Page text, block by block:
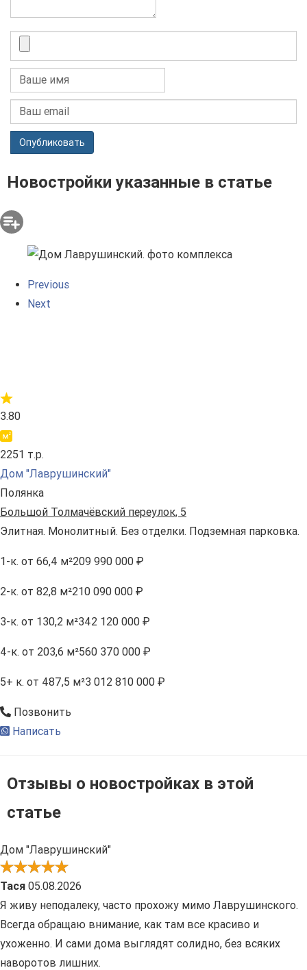
Опубликовать
Новостройки указанные в статье
Previous
Next
3.80
2251 т.р.
Дом "Лаврушинский"
Полянка
Большой Толмачёвский переулок, 5
Элитная. Монолитный. Без отделки. Подземная парковка.
1-к. от 66,4 м²209 990 000 ₽
2-к. от 82,8 м²210 090 000 ₽
3-к. от 130,2 м²342 120 000 ₽
4-к. от 203,6 м²560 370 000 ₽
5+ к. от 487,5 м²3 012 810 000 ₽
Позвонить
Написать
Отзывы о новостройках в этой
статье
Дом "Лаврушинский"
Тася 05.08.2026
Я живу неподалеку, часто прохожу мимо Лаврушинского.
Всегда обращаю внимание, как там все красиво и
ухоженно. И сами дома выглядят солидно, без всяких
наворотов лишних.